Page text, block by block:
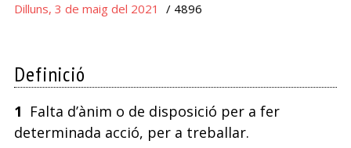
Dilluns, 3 de maig del 2021 / 4896
Definició
1 Falta d’ànim o de disposició per a fer
determinada acció, per a treballar.